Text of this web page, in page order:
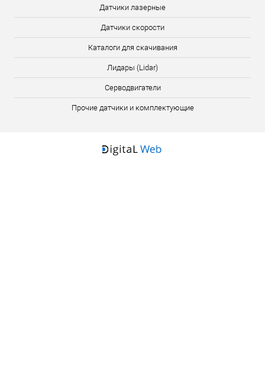
Датчики лазерные
Датчики скорости
Каталоги для скачивания
Лидары (Lidar)
Серводвигатели
Прочие датчики и комплектующие